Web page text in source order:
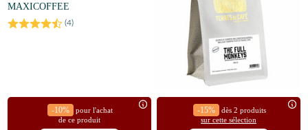
MAXICOFFEE
(4)
-10%
pour l'achat
de ce produit
-15%
dès 2 produits
sur cette sélection